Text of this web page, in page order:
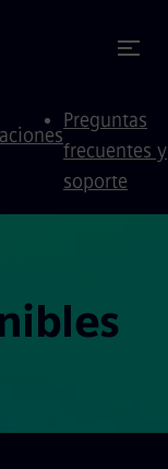
Preguntas
frecuentes y
soporte